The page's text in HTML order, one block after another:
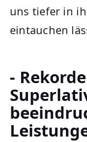
uns tiefer in
eintauchen
-